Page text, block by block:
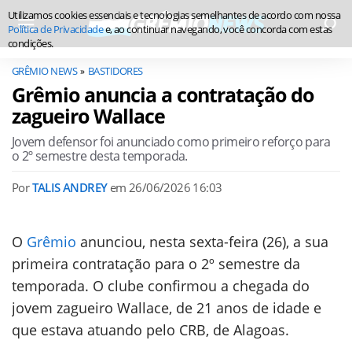
GRÊMIO NEWS BASTIDORES
Grêmio anuncia a contratação do
zagueiro Wallace
Jovem defensor foi anunciado como primeiro reforço para
o 2º semestre desta temporada.
PorTALIS ANDREYem26/06/2026 16:03
O Grêmio anunciou, nesta sexta-feira (26), a sua
primeira contratação para o 2º semestre da
temporada. O clube confirmou a chegada do
jovem zagueiro Wallace, de 21 anos de idade e
que estava atuando pelo CRB, de Alagoas.
Utilizamos cookies essenciais e tecnologias semelhantes de acordo com nossa
Política de Privacidadee, ao continuar navegando, você concorda com estas
condições.